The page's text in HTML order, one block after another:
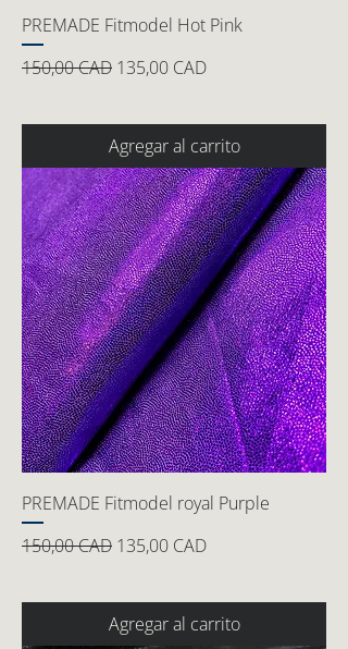
PREMADE Fitmodel Hot Pink
Precio
150,00 CAD Precio de oferta
135,00 CAD
Agregar al carrito
PREMADE Fitmodel royal Purple
Precio
150,00 CAD Precio de oferta
135,00 CAD
Agregar al carrito